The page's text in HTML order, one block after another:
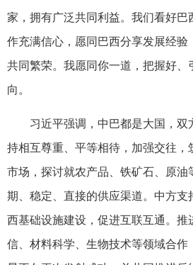
家，拥有广泛共同利益。我们看好巴
作充满信心，愿同巴西分享发展经验
共同繁荣。我愿同你一道，把握好、
向。
习近平强调，中巴都是大国，双
持相互尊重、平等相待，加强交往，
市场，探讨就农产品、铁矿石、原油
期、稳定、直接的供应渠道。中方支
西基础设施建设，促进互联互通。推
信、材料科学、生物技术等领域合作